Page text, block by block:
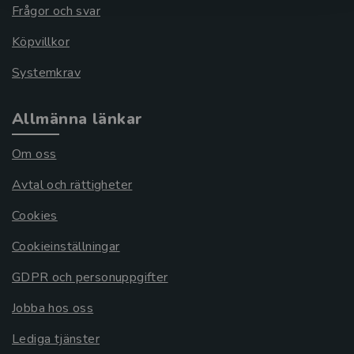
Frågor och svar
Köpvillkor
Systemkrav
Allmänna länkar
Om oss
Avtal och rättigheter
Cookies
Cookieinställningar
GDPR och personuppgifter
Jobba hos oss
Lediga tjänster